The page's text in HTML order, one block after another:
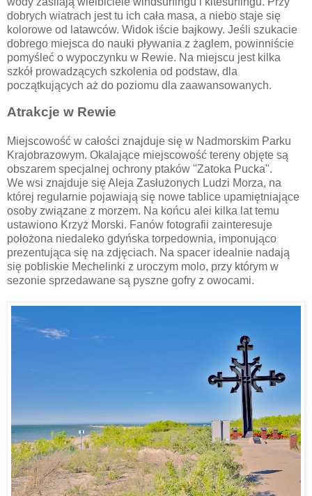
dobrych wiatrach jest tu ich cała masa, a niebo staje się
kolorowe od latawców. Widok iście bajkowy. Jeśli szukacie
dobrego miejsca do nauki pływania z żaglem, powinniście
pomyśleć o wypoczynku w Rewie. Na miejscu jest kilka
szkół prowadzących szkolenia od podstaw, dla
początkujących aż do poziomu dla zaawansowanych.
Atrakcje w Rewie
Miejscowość w całości znajduje się w Nadmorskim Parku
Krajobrazowym. Okalające miejscowość tereny objęte są
obszarem specjalnej ochrony ptaków "Zatoka Pucka".
We wsi znajduje się Aleja Zasłużonych Ludzi Morza, na
której regularnie pojawiają się nowe tablice upamiętniające
osoby związane z morzem. Na końcu alei kilka lat temu
ustawiono Krzyż Morski. Fanów fotografii zainteresuje
położona niedaleko gdyńska torpedownia, imponująco
prezentująca się na zdjęciach. Na spacer idealnie nadają
się pobliskie Mechelinki z uroczym molo, przy którym w
sezonie sprzedawane są pyszne gofry z owocami.